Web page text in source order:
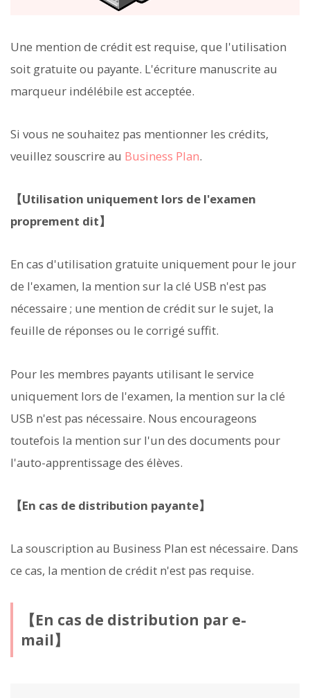
Une mention de crédit est requise, que l'utilisation
soit gratuite ou payante. L'écriture manuscrite au
marqueur indélébile est acceptée.
Si vous ne souhaitez pas mentionner les crédits,
veuillez souscrire au Business Plan.
【Utilisation uniquement lors de l'examen
proprement dit】
En cas d'utilisation gratuite uniquement pour le jour
de l'examen, la mention sur la clé USB n'est pas
nécessaire ; une mention de crédit sur le sujet, la
feuille de réponses ou le corrigé suffit.
Pour les membres payants utilisant le service
uniquement lors de l'examen, la mention sur la clé
USB n'est pas nécessaire. Nous encourageons
toutefois la mention sur l'un des documents pour
l'auto-apprentissage des élèves.
【En cas de distribution payante】
La souscription au Business Plan est nécessaire. Dans
ce cas, la mention de crédit n'est pas requise.
【En cas de distribution par e-
mail】